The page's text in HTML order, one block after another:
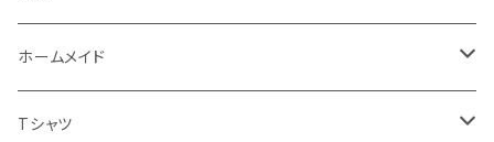
キャップ・帽子
ベージュ系
キャップ・帽子
ステージ衣装
スポーツウエア
ポーチ
ブーツ
シルク印刷
メガネ
ショール
オリジナル
通信
ホームメイド
エスコートエンジェル
Tシャツ